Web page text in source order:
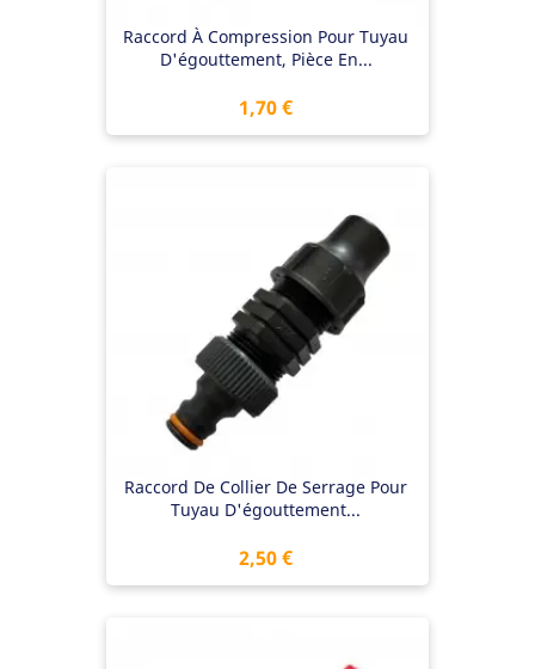
Raccord À Compression Pour Tuyau
D'égouttement, Pièce En...
Prix
1,70 €
Raccord De Collier De Serrage Pour
Tuyau D'égouttement...
Prix
2,50 €